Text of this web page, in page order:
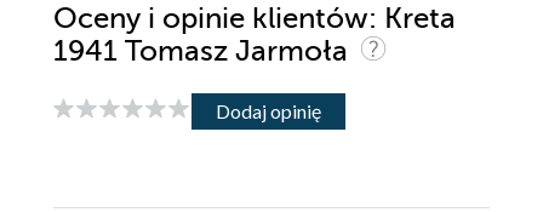
Oceny i opinie klientów: Kreta
1941 Tomasz Jarmoła
Dodaj opinię